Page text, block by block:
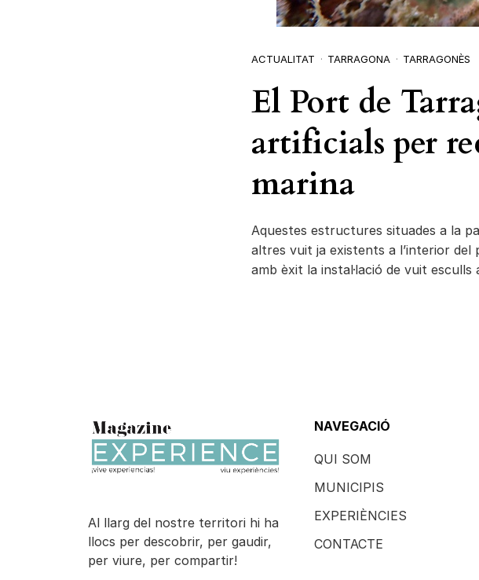
ACTUALITAT TARRAGONA TARRAGONÈS
El Port de
artificials per
marina
Aquestes estructures situades a la
altres vuit ja existents a l’interior
amb èxit la instal·lació de vuit
Al llarg del nostre territori hi ha
llocs per descobrir, per gaudir,
per viure, per compartir!
NAVEGACIÓ
QUI SOM
MUNICIPIS
EXPERIÈNCIES
CONTACTE